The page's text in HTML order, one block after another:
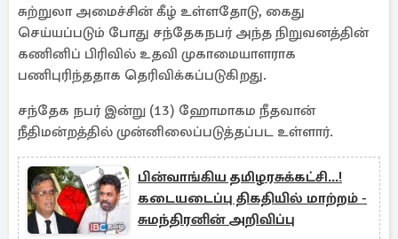
சுற்றுலா அமைச்சின் கீழ் உள்ளதோடு, கைது
செய்யப்படும் போது சந்தேகநபர் அந்த நிறுவனத்தின்
கணினிப் பிரிவில் உதவி முகாமையாளராக
பணிபுரிந்ததாக தெரிவிக்கப்படுகிறது.
சந்தேக நபர் இன்று (13) ஹோமாகம நீதவான்
நீதிமன்றத்தில் முன்னிலைப்படுத்தப்பட உள்ளார்.
பின்வாங்கிய தமிழரசுக்கட்சி...!
கடையடைப்பு திகதியில் மாற்றம் -
சுமந்திரனின் அறிவிப்பு